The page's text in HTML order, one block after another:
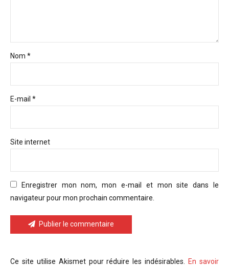
Nom *
E-mail *
Site internet
Enregistrer mon nom, mon e-mail et mon site dans le
navigateur pour mon prochain commentaire.
Publier le commentaire
Ce site utilise Akismet pour réduire les indésirables.
En savoir